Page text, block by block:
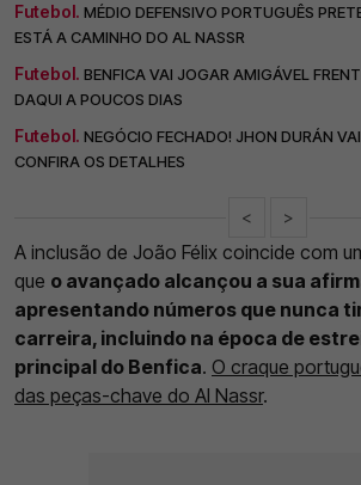
Futebol. MÉDIO DEFENSIVO PORTUGUÊS
ESTÁ A CAMINHO DO AL NASSR
Futebol. BENFICA VAI JOGAR AMIGÁVEL
DAQUI A POUCOS DIAS
Futebol. NEGÓCIO FECHADO! JHON DURÁN
CONFIRA OS DETALHES
< >
A inclusão de João Félix coincide com
que o avançado alcançou a sua
apresentando números que nunca
carreira, incluindo na época de
principal do Benfica. O craque
das peças-chave do Al Nassr.